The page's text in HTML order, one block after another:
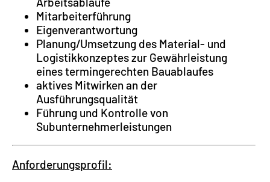
Mitarbeiterführung
Eigenverantwortung
Planung/Umsetzung des Material- und
Logistikkonzeptes zur Gewährleistung
eines termingerechten Bauablaufes
aktives Mitwirken an der
Ausführungsqualität
Führung und Kontrolle von
Subunternehmerleistungen
Anforderungsprofil: